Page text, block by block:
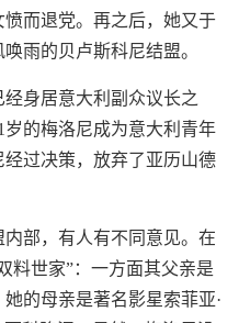
而退党。再之后，她又于
雨的贝卢斯科尼结盟。
身居意大利副众议长之
岁的梅洛尼成为意大利青年
过决策，放弃了亚历山德
部，有人有不同意见。在
料世家”：一方面其父亲是
的母亲是著名影星索菲亚·